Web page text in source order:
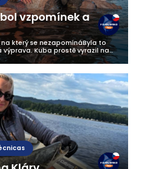
vzpomínek a
který se nezapomínáByla to
Kuba prostě vyrazil na
to přítelkyně zrovna schválila s